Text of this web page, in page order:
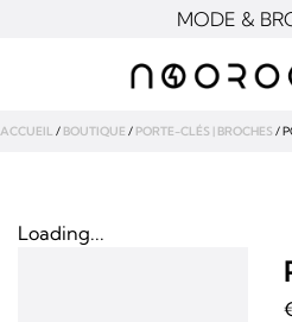
MODE &
ACCUEIL / BOUTIQUE / PORTE-CLÉS | BROCHES /
Loading...
€